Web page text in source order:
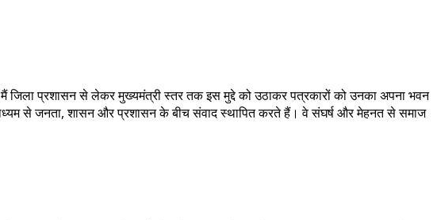
प्रशासन से लेकर मुख्यमंत्री स्तर तक इस मुद्दे को उठाकर पत्रकारों को उनका अपना भवन
से जनता, शासन और प्रशासन के बीच संवाद स्थापित करते हैं। वे संघर्ष और मेहनत से समाज